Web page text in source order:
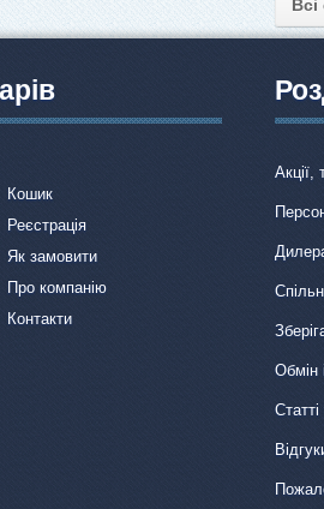
Всі
Кошик
Реєстрація
Як замовити
Про компанію
Контакти
Акції,
Обмін